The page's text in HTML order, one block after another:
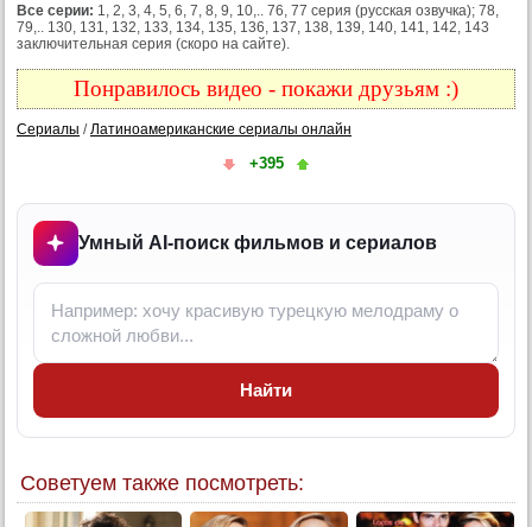
7 серия
9 серия
10 серия
13 серия
14 серия
16 серия
17 серия
19 серия
Все серии: 1, 2, 3, 4, 5, 6, 7, 8, 9, 10,.. 76, 77 серия (русская озвучка); 78,
79,.. 130, 131, 132, 133, 134, 135, 136, 137, 138, 139, 140, 141, 142, 143
заключительная серия (скоро на сайте).
Понравилось видео - покажи друзьям :)
Сериалы / Латиноамериканские сериалы онлайн
+395
Умный AI-поиск фильмов и сериалов
Найти
Советуем также посмотреть: